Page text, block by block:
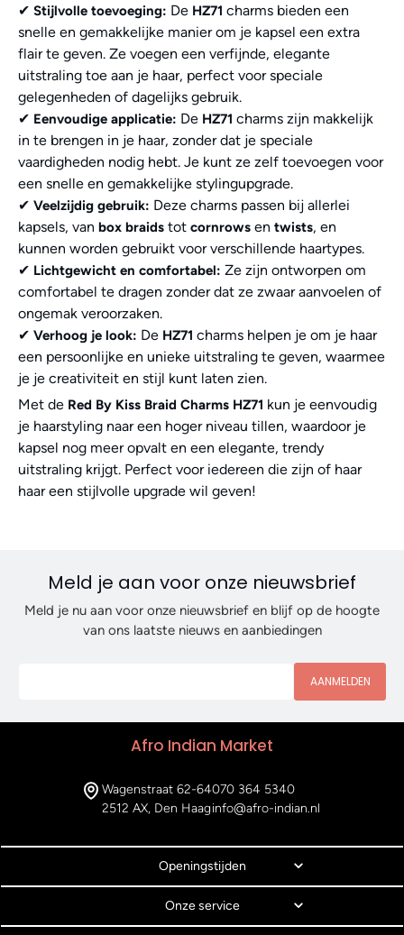
✔ Stijlvolle toevoeging: De HZ71 charms bieden een
snelle en gemakkelijke manier om je kapsel een extra
flair te geven. Ze voegen een verfijnde, elegante
uitstraling toe aan je haar, perfect voor speciale
gelegenheden of dagelijks gebruik.
✔ Eenvoudige applicatie: De HZ71 charms zijn makkelijk
in te brengen in je haar, zonder dat je speciale
vaardigheden nodig hebt. Je kunt ze zelf toevoegen voor
een snelle en gemakkelijke stylingupgrade.
✔ Veelzijdig gebruik: Deze charms passen bij allerlei
kapsels, van box braids tot cornrows en twists, en
kunnen worden gebruikt voor verschillende haartypes.
✔ Lichtgewicht en comfortabel: Ze zijn ontworpen om
comfortabel te dragen zonder dat ze zwaar aanvoelen of
ongemak veroorzaken.
✔ Verhoog je look: De HZ71 charms helpen je om je haar
een persoonlijke en unieke uitstraling te geven, waarmee
je je creativiteit en stijl kunt laten zien.
Met de Red By Kiss Braid Charms HZ71 kun je eenvoudig
je haarstyling naar een hoger niveau tillen, waardoor je
kapsel nog meer opvalt en een elegante, trendy
uitstraling krijgt. Perfect voor iedereen die zijn of haar
haar een stijlvolle upgrade wil geven!
Meld je aan voor onze nieuwsbrief
Meld je nu aan voor onze nieuwsbrief en blijf op de hoogte
van ons laatste nieuws en aanbiedingen
AANMELDEN
Afro Indian Market
Wagenstraat 62-64
2512 AX, Den Haag
070 364 5340
info@afro-indian.nl
Openingstijden
Onze service